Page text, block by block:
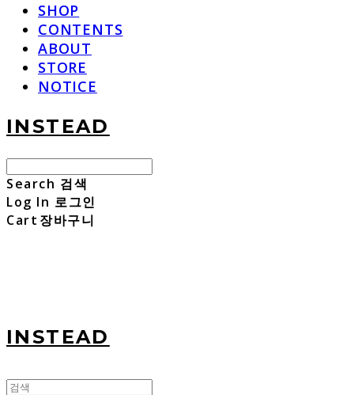
SHOP
CONTENTS
ABOUT
STORE
NOTICE
INSTEAD
Search 검색
Log In 로그인
Cart 장바구니
INSTEAD